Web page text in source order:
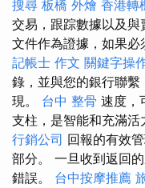
搜尋 板橋 外燴 香港轉
交易，跟踪數據以及與
文件作為證據，如果必
記帳士 作文 關鍵字操
錄，並與您的銀行聯
現。 台中 整骨 速度，
支柱，是智能和充滿活
行銷公司 回報的有效
部分。 一旦收到返回
錯誤。 台中按摩推薦